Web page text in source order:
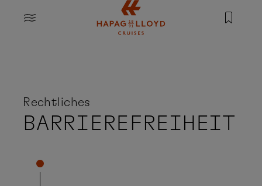
Springe zum Hauptinhalt
MENU
Rechtliches
BARRIEREFREIHEIT